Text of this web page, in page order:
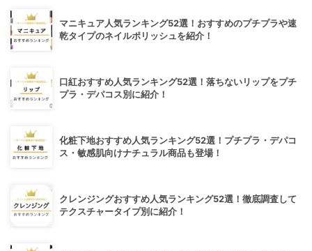
マニキュア人気ランキング52選！おすすめのプチプラや速
乾タイプのネイルポリッシュを紹介！
口紅おすすめ人気ランキング52選！落ちないリップをプチ
プラ・デパコス別に紹介！
化粧下地おすすめ人気ランキング52選！プチプラ・デパコ
ス・敏感肌向けナチュラル商品も登場！
クレンジングおすすめ人気ランキング52選！徹底調査して
テクスチャータイプ別に紹介！